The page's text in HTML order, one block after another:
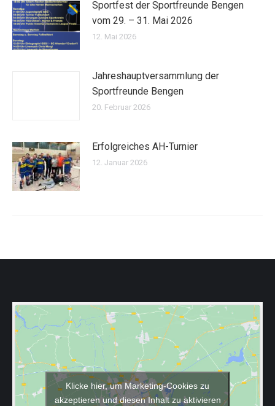
Sportfest der Sportfreunde Bengen
vom 29. – 31. Mai 2026
12. Mai 2026
Jahreshauptversammlung der
Sportfreunde Bengen
20. Februar 2026
Erfolgreiches AH-Turnier
12. Januar 2026
Klicke hier, um Marketing-Cookies zu
akzeptieren und diesen Inhalt zu aktivieren